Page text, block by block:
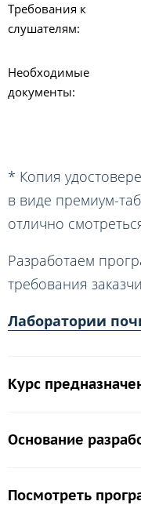
Требования к
слушателям:
Необходимые
документы:
* Копия
в виде премиум-
отлично
Разработаем
требования
Лаборатории
Курс
Основание
Посмотреть